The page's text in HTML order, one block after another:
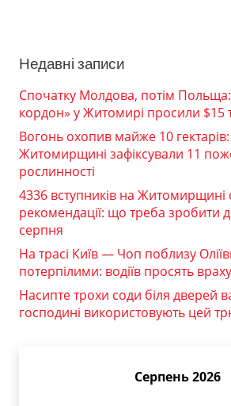
Недавні записи
Спочатку Молдова, потім Польща:
кордон» у Житомирі просили $15
Вогонь охопив майже 10
Житомирщині зафіксували 11
рослинності
4336 вступників на
рекомендації: що треба зробити
серпня
На трасі Київ — Чоп поблизу
потерпілими: водіїв просять
Насипте трохи соди біля дверей
господині використовують цей
Серпень 2026